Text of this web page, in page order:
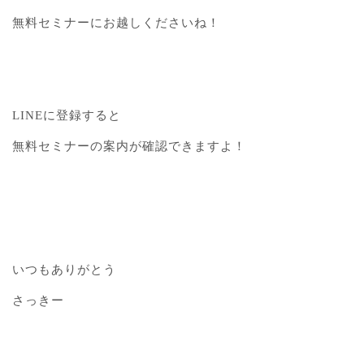
無料セミナーにお越しくださいね！
LINEに登録すると
無料セミナーの案内が確認できますよ！
いつもありがとう
さっきー